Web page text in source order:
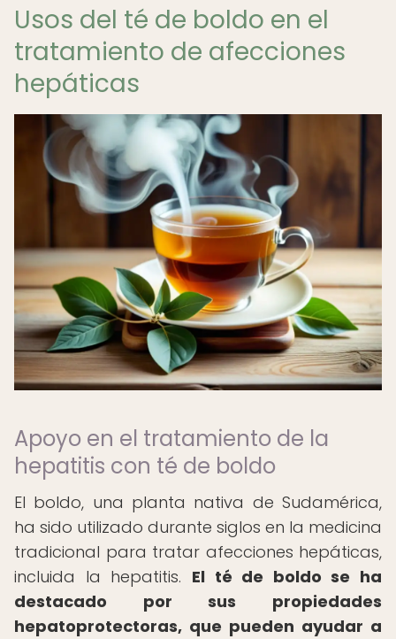
Usos del té de boldo en el
tratamiento de afecciones
hepáticas
Apoyo en el tratamiento de la
hepatitis con té de boldo
El boldo, una planta nativa de Sudamérica,
ha sido utilizado durante siglos en la medicina
tradicional para tratar afecciones hepáticas,
incluida la hepatitis. El té de boldo se ha
destacado por sus propiedades
hepatoprotectoras, que pueden ayudar a